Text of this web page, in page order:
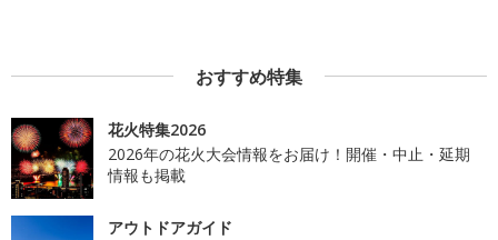
おすすめ特集
花火特集2026
2026年の花火大会情報をお届け！開催・中止・延期
情報も掲載
アウトドアガイド